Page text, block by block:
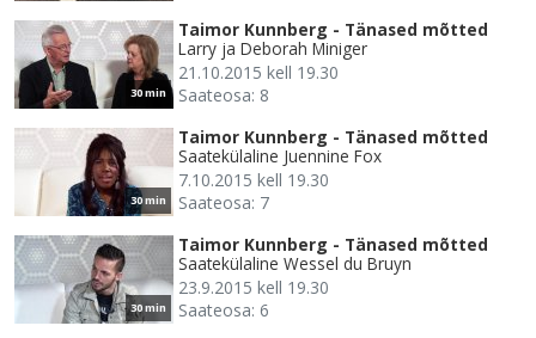
30 min
Taimor Kunnberg - Tänased mõtted
Larry ja Deborah Miniger
21.10.2015 kell 19.30
Saateosa: 8
30 min
Taimor Kunnberg - Tänased mõtted
Saatekülaline Juennine Fox
7.10.2015 kell 19.30
Saateosa: 7
30 min
Taimor Kunnberg - Tänased mõtted
Saatekülaline Wessel du Bruyn
23.9.2015 kell 19.30
Saateosa: 6